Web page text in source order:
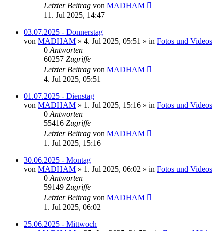
Letzter Beitrag von MADHAM
11. Jul 2025, 14:47
03.07.2025 - Donnerstag
von MADHAM » 4. Jul 2025, 05:51 » in Fotos und Videos
0 Antworten
60257 Zugriffe
Letzter Beitrag von MADHAM
4. Jul 2025, 05:51
01.07.2025 - Dienstag
von MADHAM » 1. Jul 2025, 15:16 » in Fotos und Videos
0 Antworten
55416 Zugriffe
Letzter Beitrag von MADHAM
1. Jul 2025, 15:16
30.06.2025 - Montag
von MADHAM » 1. Jul 2025, 06:02 » in Fotos und Videos
0 Antworten
59149 Zugriffe
Letzter Beitrag von MADHAM
1. Jul 2025, 06:02
25.06.2025 - Mittwoch